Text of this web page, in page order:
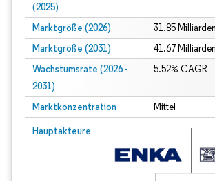
(2025)
Marktgröße (2026) 31.85
Marktgröße (2031) 41.67
Wachstumsrate (2026 -
2031)
5.52% CAGR
Marktkonzentration Mittel
Hauptakteure
Bild © Mordor Intelligence. Wiederverwendung